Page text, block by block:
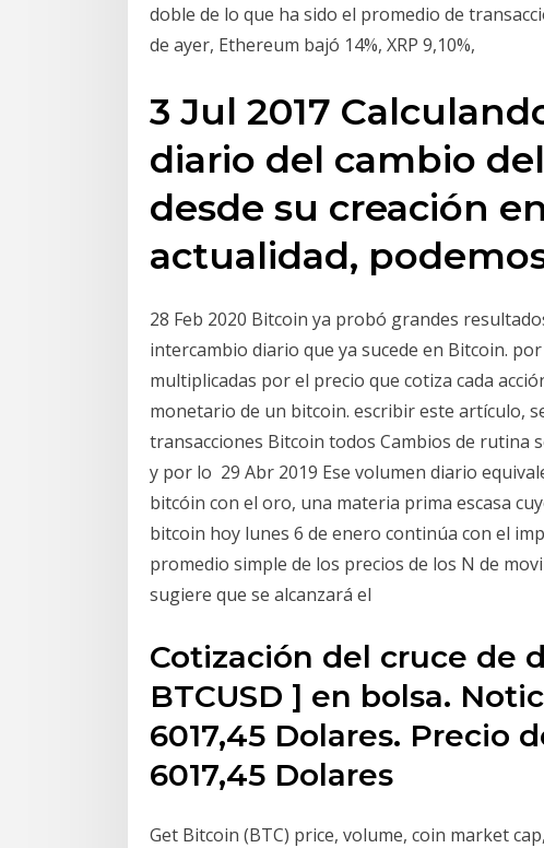
doble de lo que ha sido el promedio de
de ayer, Ethereum bajó 14%, XRP 9,10%,
3 Jul 2017
diario del cambio
desde su creación
actualidad,
28 Feb 2020 Bitcoin ya probó grandes
intercambio diario que ya sucede en Bitcoin.
multiplicadas por el precio que cotiza cada
monetario de un bitcoin. escribir este artículo,
transacciones Bitcoin todos Cambios de rutina
y por lo 29 Abr 2019 Ese volumen diario
bitcóin con el oro, una materia prima escasa
bitcoin hoy lunes 6 de enero continúa con el
promedio simple de los precios de los N de
sugiere que se alcanzará el
Cotización del cruce de
BTCUSD ] en bolsa.
6017,45 Dolares. Precio
6017,45 Dolares
Get Bitcoin (BTC) price, volume, coin market